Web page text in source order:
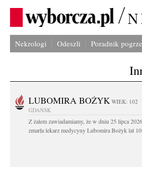
Nekrologi Odeszli Poradnik
LUBOMIRA BOŻYK WIEK: 102
GDAŃSK
Z żalem zawiadamiamy, że w dniu 25 lipca
zmarła lekarz medycyny Lubomira Bożyk lat